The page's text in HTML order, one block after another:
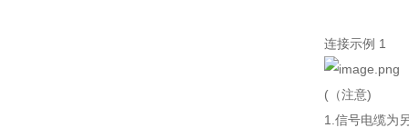
连接示例 1
(（注意)
1.信号电缆为